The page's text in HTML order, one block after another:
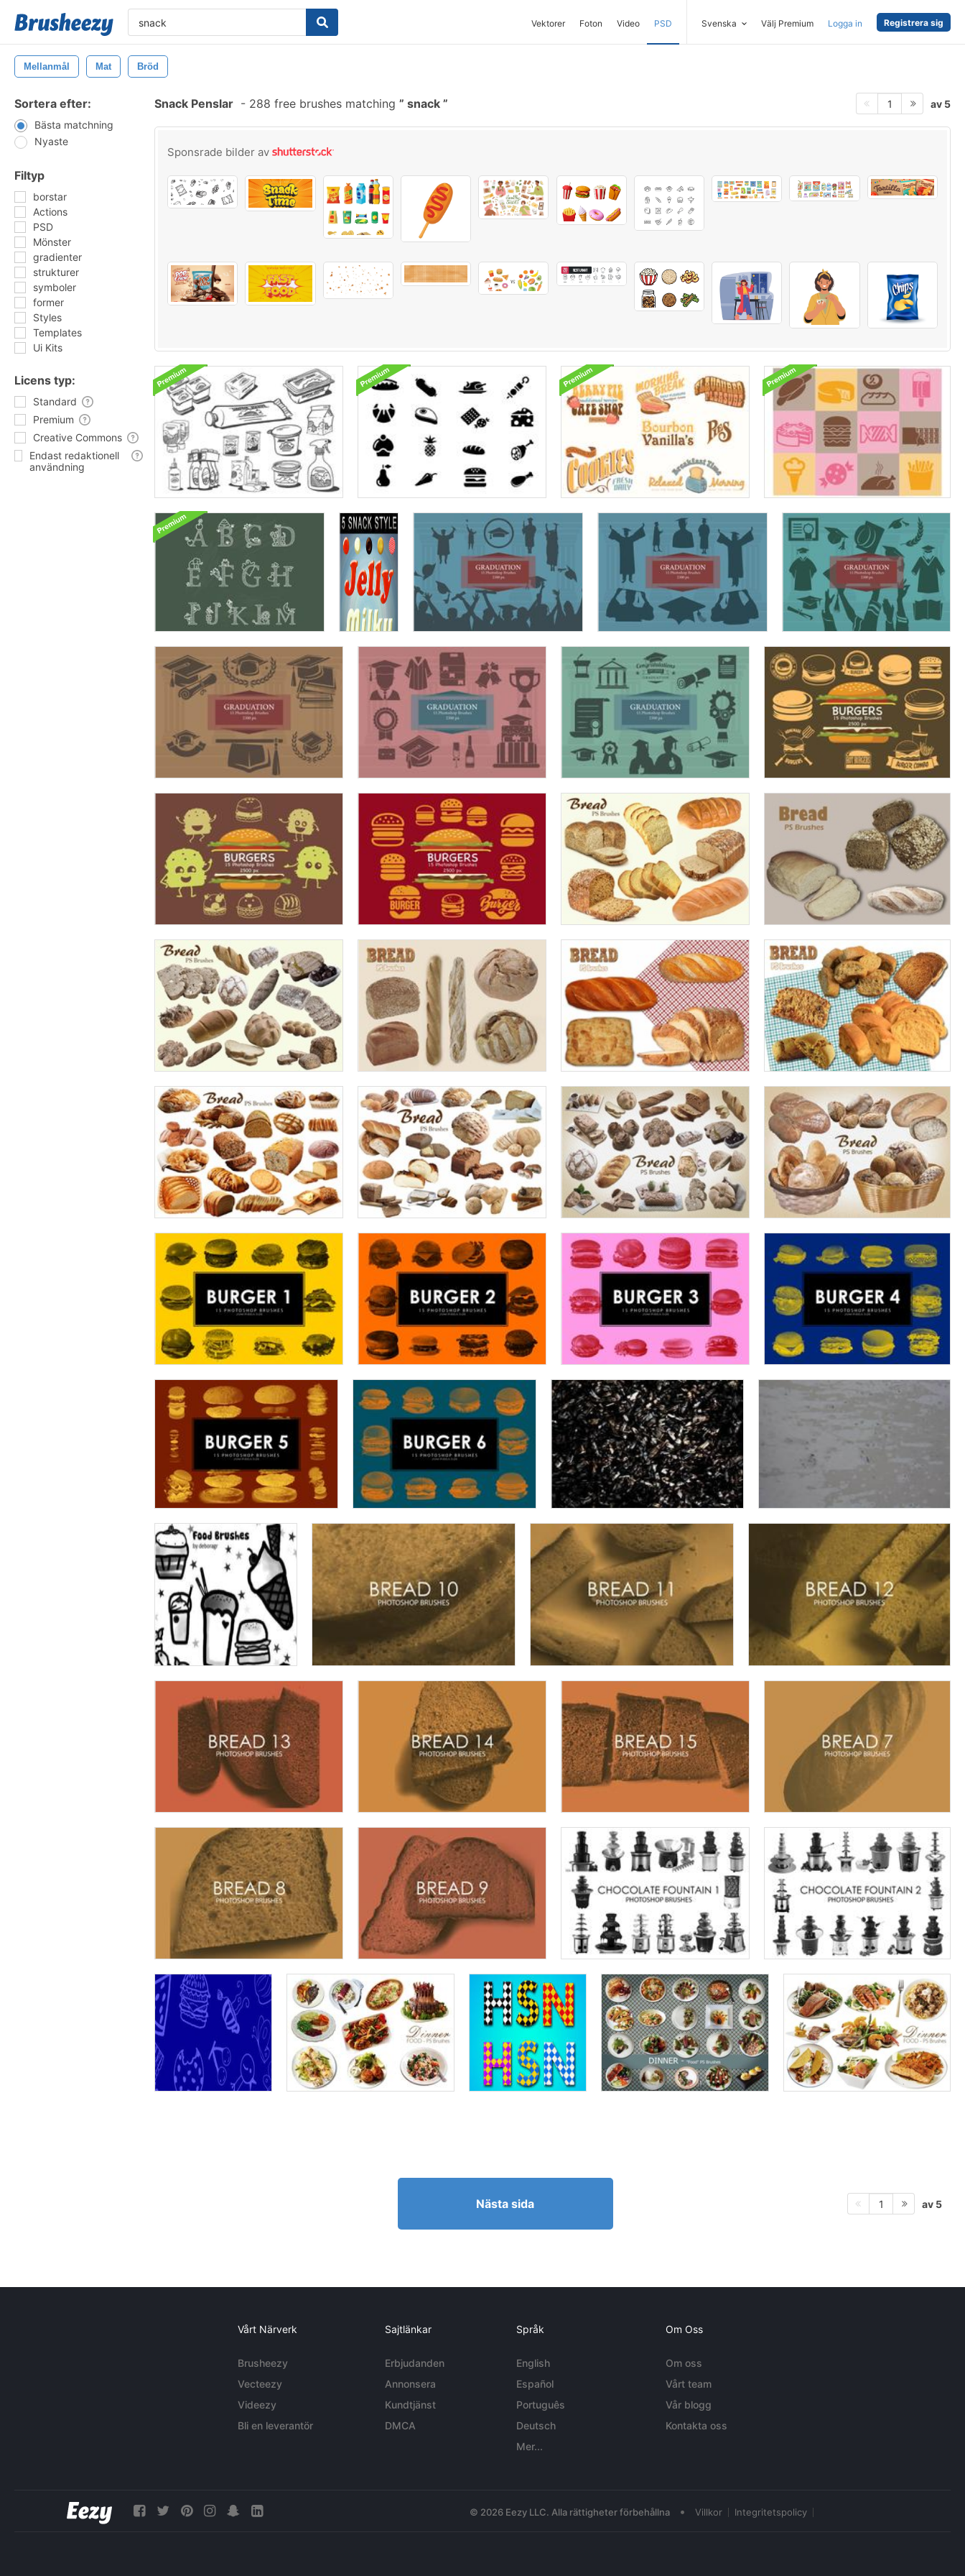
Vektorer Foton Video PSD Svenska Välj Premium Logga in Registrera sig
Mellanmål Mat Bröd
Sortera efter:
Bästa matchning
Nyaste
Filtyp
borstar
Actions
PSD
Mönster
gradienter
strukturer
symboler
former
Styles
Templates
Ui Kits
Licens typ:
Standard
Premium
Creative Commons
Endast redaktionell
användning
Snack Penslar - 288 free brushes matching snack 1 av 5
Sponsrade bilder av
Nästa sida 1 av 5
Vårt Närverk
Brusheezy
Vecteezy
Videezy
Bli en leverantör
Sajtlänkar
Erbjudanden
Annonsera
Kundtjänst
DMCA
Språk
English
Español
Português
Deutsch
Mer...
Om Oss
Om oss
Vårt team
Vår blogg
Kontakta oss
© 2026 Eezy LLC. Alla rättigheter förbehållna • Villkor Integritetspolicy